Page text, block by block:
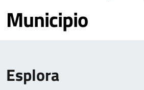
Municipio
Esplora